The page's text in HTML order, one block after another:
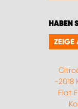
HABEN
ZEIGE
-2018
Fiat